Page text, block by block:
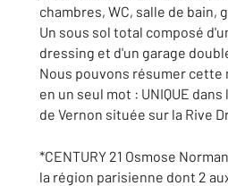
chambres, WC, salle de bain,
Un sous sol total composé
dressing et d'un garage
Nous pouvons résumer
en un seul mot : UNIQUE
de Vernon située sur la Rive
*CENTURY 21 Osmose
la région parisienne dont 2